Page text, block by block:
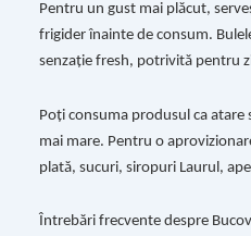
Pentru un gust mai plăcut,
frigider înainte de consum.
senzație fresh, potrivită pentru
Poți consuma produsul ca
mai mare. Pentru o
plată, sucuri, siropuri Laurul,
Întrebări frecvente despre